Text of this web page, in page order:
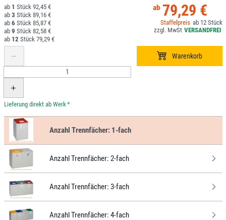
79,29 €
12
1
92,45 €
3
89,16 €
6
85,87 €
9
82,58 €
12
79,29 €
*
Anzahl Trennfächer: 1-fach
Anzahl Trennfächer: 2-fach
Anzahl Trennfächer: 3-fach
Anzahl Trennfächer: 4-fach